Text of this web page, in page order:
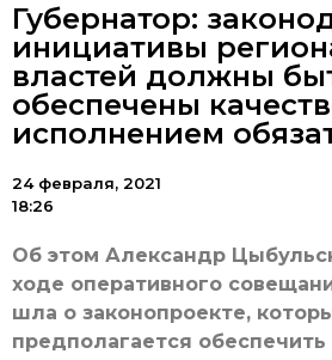
Губернатор:
инициативы
властей должны
обеспечены
исполнением
24 февраля, 2021
18:26
Об этом Александр
ходе оперативного
шла о законопроекте,
предполагается обеспечить